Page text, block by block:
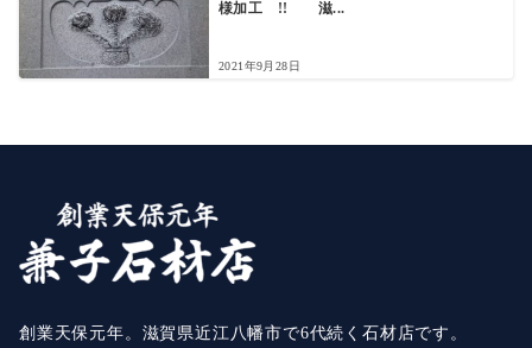
様加工 !! 滋...
2021年9月28日
創業天保元年。滋賀県近江八幡市で6代続く石材店です。